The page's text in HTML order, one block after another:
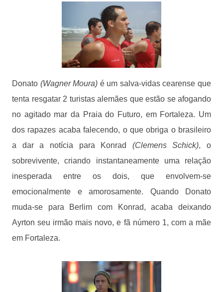
Donato (Wagner Moura) é um salva-vidas cearense que
tenta resgatar 2 turistas alemães que estão se afogando
no agitado mar da Praia do Futuro, em Fortaleza. Um
dos rapazes acaba falecendo, o que obriga o brasileiro
a dar a notícia para Konrad (Clemens Schick), o
sobrevivente, criando instantaneamente uma relação
inesperada entre os dois, que envolvem-se
emocionalmente e amorosamente. Quando Donato
muda-se para Berlim com Konrad, acaba deixando
Ayrton seu irmão mais novo, e fã número 1, com a mãe
em Fortaleza.